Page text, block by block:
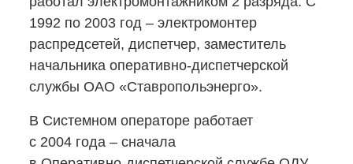
1992 по 2003 год – электромонтер
распредсетей, диспетчер, заместитель
начальника оперативно-диспетчерской
службы ОАО «Ставропольэнерго».
В Системном операторе работает
с 2004 года – сначала